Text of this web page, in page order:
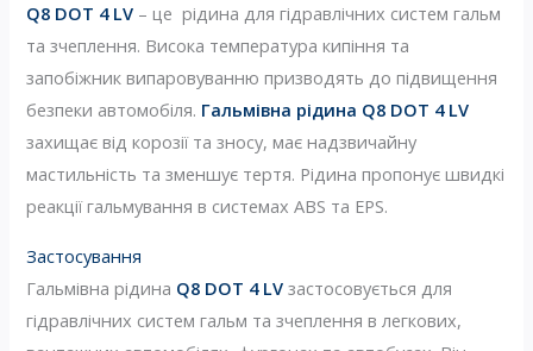
Q8 DOT 4 LV – це рідина для гідравлічних систем гальм
та зчеплення. Висока температура кипіння та
запобіжник випаровуванню призводять до підвищення
безпеки автомобіля. Гальмівна рідина Q8 DOT 4 LV
захищає від корозії та зносу, має надзвичайну
мастильність та зменшує тертя. Рідина пропонує швидкі
реакції гальмування в системах ABS та EPS.
Застосування
Гальмівна рідина Q8 DOT 4 LV застосовується для
гідравлічних систем гальм та зчеплення в легкових,